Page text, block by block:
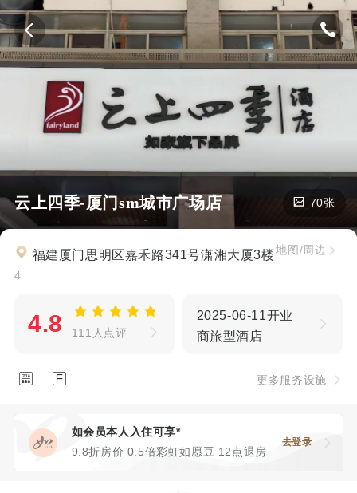
云上四季-厦门sm城市广场店 70张
福建厦门思明区嘉禾路341号潇湘大厦3楼
4
地图/周边
4.8 111人点评
2025-06-11开业
商旅型酒店
  更多服务设施
如会员本人入住可享*
9.8折房价 0.5倍彩虹如愿豆 12点退房
去登录